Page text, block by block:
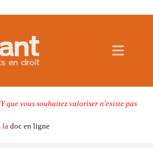
que vous souhaitez valoriser n'existe pas
la doc en ligne